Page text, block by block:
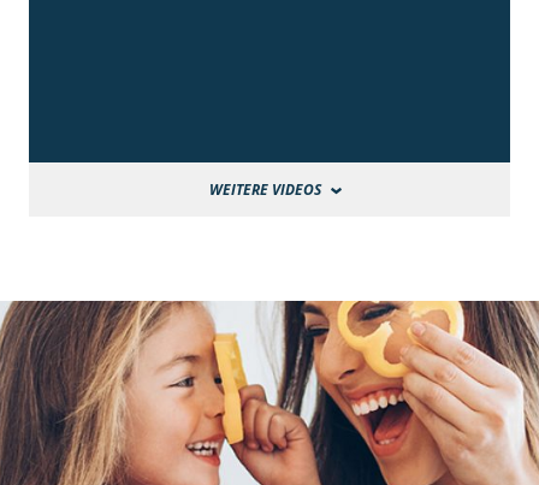
WEITERE VIDEOS